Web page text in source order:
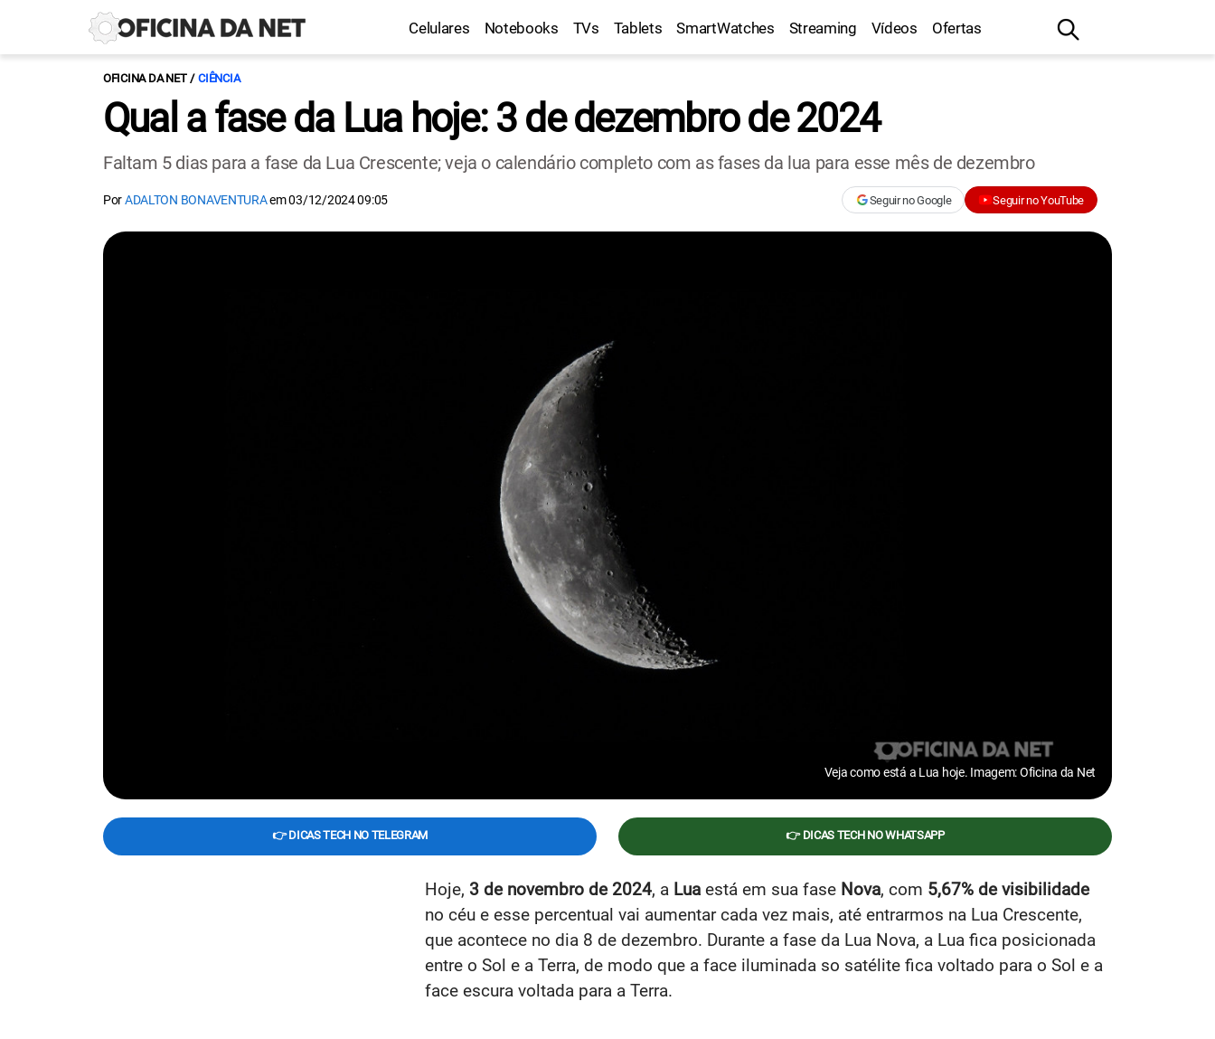
Celulares Notebooks TVs Tablets SmartWatches Streaming Vídeos Ofertas
OFICINA DA NET CIÊNCIA
Qual a fase da Lua hoje: 3 de dezembro de 2024
Faltam 5 dias para a fase da Lua Crescente; veja o calendário completo com as fases da lua para esse mês de dezembro
PorADALTON BONAVENTURAem03/12/2024 09:05 Seguir no Google Seguir no YouTube
Veja como está a Lua hoje. Imagem: Oficina da Net
👉 DICAS TECH NO TELEGRAM 👉 DICAS TECH NO WHATSAPP
Hoje, 3 de novembro de 2024, a Lua está em sua fase Nova, com 5,67% de visibilidade
no céu e esse percentual vai aumentar cada vez mais, até entrarmos na Lua Crescente,
que acontece no dia 8 de dezembro. Durante a fase da Lua Nova, a Lua fica posicionada
entre o Sol e a Terra, de modo que a face iluminada so satélite fica voltado para o Sol e a
face escura voltada para a Terra.